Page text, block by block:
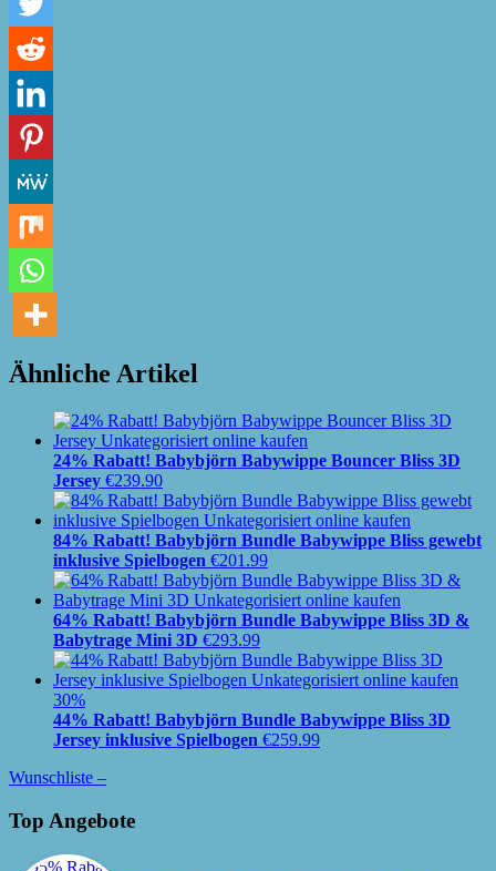
Ähnliche Artikel
24% Rabatt! Babybjörn Babywippe Bouncer Bliss 3D
Jersey €239.90
84% Rabatt! Babybjörn Bundle Babywippe Bliss gewebt
inklusive Spielbogen €201.99
64% Rabatt! Babybjörn Bundle Babywippe Bliss 3D &
Babytrage Mini 3D €293.99
30%
44% Rabatt! Babybjörn Bundle Babywippe Bliss 3D
Jersey inklusive Spielbogen €259.99
Wunschliste –
Top Angebote